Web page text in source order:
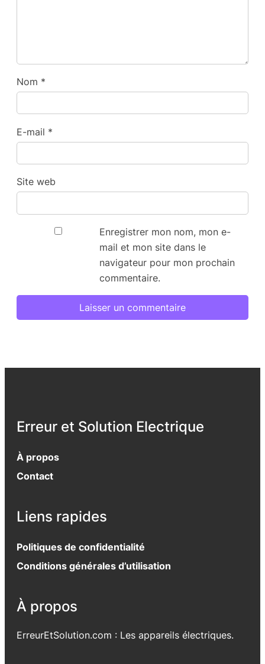
Nom *
E-mail *
Site web
Enregistrer mon nom, mon e-
mail et mon site dans le
navigateur pour mon prochain
commentaire.
Erreur et Solution Electrique
À propos
Contact
Liens rapides
Politiques de confidentialité
Conditions générales d’utilisation
À propos
ErreurEtSolution.com : Les appareils électriques.